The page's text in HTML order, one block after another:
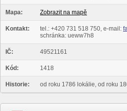
Mapa: Zobrazit na mapě
Kontakt: tel.: +420 731 518 750, e-mail:
schránka: ueww7h8
IČ: 49521161
Kód: 1418
Historie: od roku 1786 lokálie, od roku